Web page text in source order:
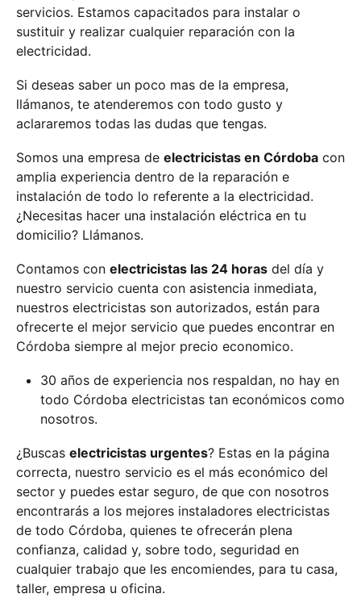
servicios. Estamos capacitados para instalar o
sustituir y realizar cualquier reparación con la
electricidad.
Si deseas saber un poco mas de la empresa,
llámanos, te atenderemos con todo gusto y
aclararemos todas las dudas que tengas.
Somos una empresa de electricistas en Córdoba con
amplia experiencia dentro de la reparación e
instalación de todo lo referente a la electricidad.
¿Necesitas hacer una instalación eléctrica en tu
domicilio? Llámanos.
Contamos con electricistas las 24 horas del día y
nuestro servicio cuenta con asistencia inmediata,
nuestros electricistas son autorizados, están para
ofrecerte el mejor servicio que puedes encontrar en
Córdoba siempre al mejor precio economico.
30 años de experiencia nos respaldan, no hay en
todo Córdoba electricistas tan económicos como
nosotros.
¿Buscas electricistas urgentes? Estas en la página
correcta, nuestro servicio es el más económico del
sector y puedes estar seguro, de que con nosotros
encontrarás a los mejores instaladores electricistas
de todo Córdoba, quienes te ofrecerán plena
confianza, calidad y, sobre todo, seguridad en
cualquier trabajo que les encomiendes, para tu casa,
taller, empresa u oficina.